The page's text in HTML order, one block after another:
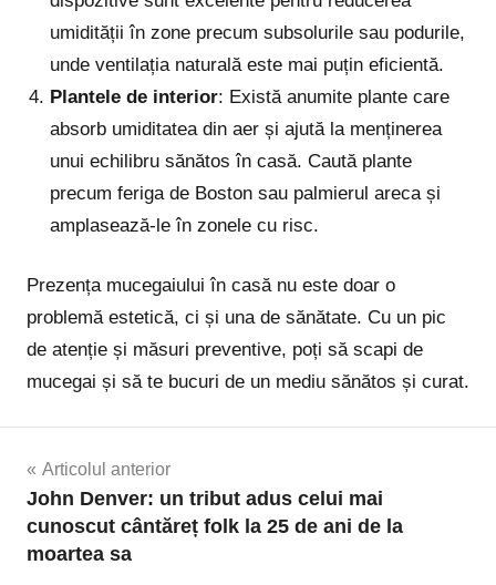
umidității în zone precum subsolurile sau podurile,
unde ventilația naturală este mai puțin eficientă.
Plantele de interior: Există anumite plante care
absorb umiditatea din aer și ajută la menținerea
unui echilibru sănătos în casă. Caută plante
precum feriga de Boston sau palmierul areca și
amplasează-le în zonele cu risc.
Prezența mucegaiului în casă nu este doar o
problemă estetică, ci și una de sănătate. Cu un pic
de atenție și măsuri preventive, poți să scapi de
mucegai și să te bucuri de un mediu sănătos și curat.
Navigare
în
articole
Articolul anterior
John Denver: un tribut adus celui mai
cunoscut cântăreț folk la 25 de ani de la
moartea sa